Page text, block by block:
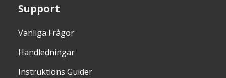
Support
Vanliga Frågor
Handledningar
Instruktions Guider